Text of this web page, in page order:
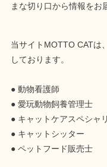
まな切り口から情報をお
当サイトMOTTO CATは
しております。
● 動物看護師
● 愛玩動物飼養管理士
● キャットケアスペシャ
● キャットシッター
● ペットフード販売士